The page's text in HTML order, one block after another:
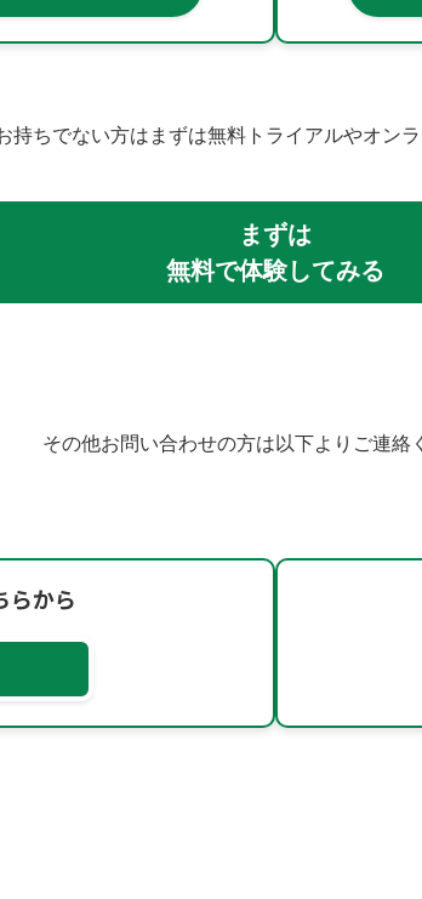
持ちでない方はまずは無料トライアルやオン
まずは
無料で体験してみる
その他お問い合わせの方は以下よりご連絡
らから